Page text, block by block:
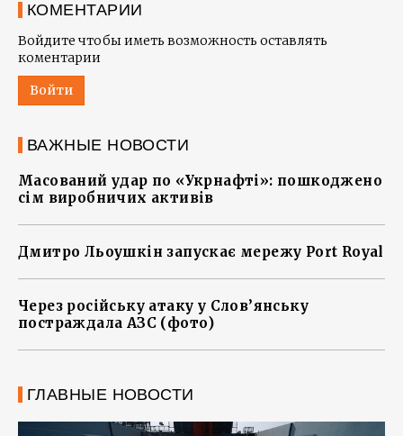
КОМЕНТАРИИ
Войдите чтобы иметь возможность оставлять
коментарии
Войти
ВАЖНЫЕ НОВОСТИ
Масований удар по «Укрнафті»: пошкоджено
сім виробничих активів
Дмитро Льоушкін запускає мережу Port Royal
Через російську атаку у Слов’янську
постраждала АЗС (фото)
ГЛАВНЫЕ НОВОСТИ